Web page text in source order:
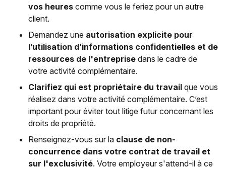
vos heures comme vous le feriez pour un autre
client.
Demandez une autorisation explicite pour
l’utilisation d’informations confidentielles et de
ressources de l'entreprise dans le cadre de
votre activité complémentaire.
Clarifiez qui est propriétaire du travail que vous
réalisez dans votre activité complémentaire. C’est
important pour éviter tout litige futur concernant les
droits de propriété.
Renseignez-vous sur la clause de non-
concurrence dans votre contrat de travail et
sur l'exclusivité. Votre employeur s'attend-il à ce